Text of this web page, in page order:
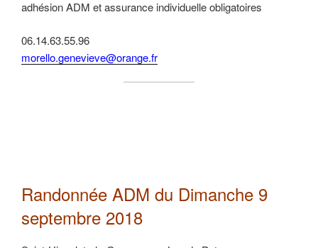
adhésion ADM et assurance individuelle obligatoires
06.14.63.55.96
morello.genevieve@orange.fr
Randonnée ADM du Dimanche 9
septembre 2018